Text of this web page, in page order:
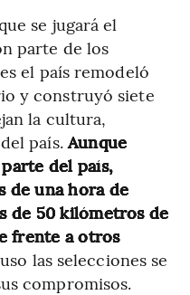
se jugará el
parte de los
el país remodeló
y construyó siete
la cultura,
país.Aunque
del país,
de una hora de
de 50 kilómetros de
frente a otros
las selecciones se
compromisos.